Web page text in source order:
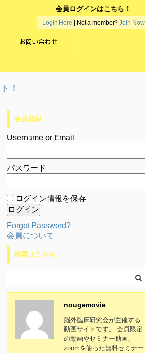
会員ログインはこちら！
Login Here | Not a member? Join Now
お問い合わせ
会員登録
Username or Email
パスワード
ログイン情報を保存
Forgot Password?
会員について
検索はこちら
nougemovie
脳外臨床研究会が主催する
動画サイトです。 会員限定
の動画やセミナー動画、
zoomを使った無料セミナー